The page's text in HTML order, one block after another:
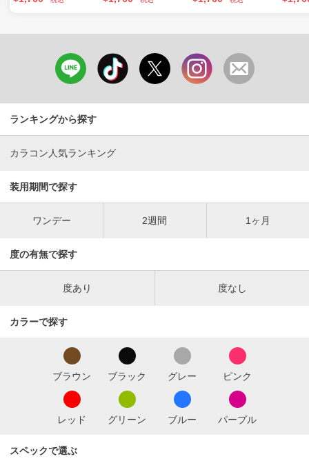
ランキングから探す
カラコン人気ランキング
装用期間で探す
ワンデー 2週間 1ヶ月
度の有無で探す
度あり 度なし
カラーで探す
ブラウン ブラック グレー ピンク
レッド グリーン ブルー パープル
スペックで選ぶ